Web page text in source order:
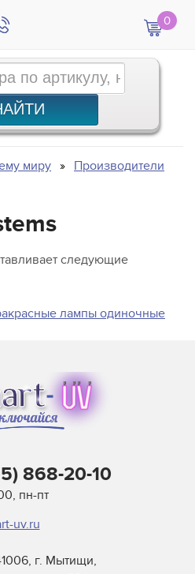
0
миру
Производители
следующие
лампы одиночные
868-20-10
пн-пт
uv.ru
г. Мытищи,